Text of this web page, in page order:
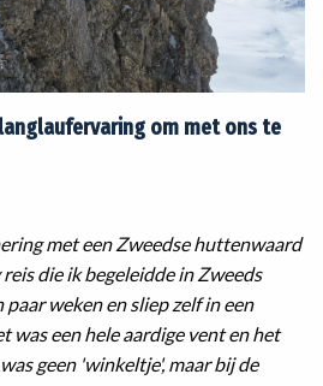
om met ons te
met een Zweedse huttenwaard
die ik begeleidde in Zweeds
weken en sliep zelf in een
was een hele aardige vent en het
geen 'winkeltje', maar bij de